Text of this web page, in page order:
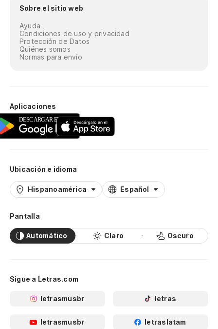
Sobre el sitio web
Ayuda
Condiciones de uso y privacidad
Protección de Datos
Quiénes somos
Normas para envío
Aplicaciones
Ubicación e idioma
Hispanoamérica Español
Pantalla
Automático Claro Oscuro
Sigue a Letras.com
letrasmusbr letras
letrasmusbr letraslatam